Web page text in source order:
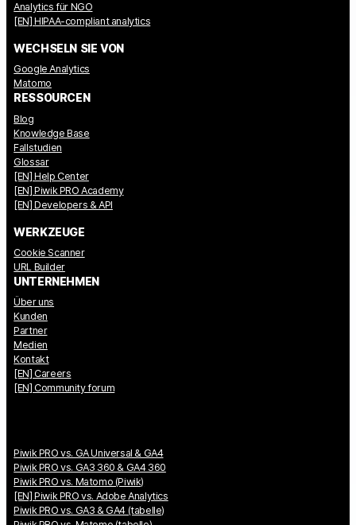
Analytics für NGO
[EN] HIPAA-compliant analytics
WECHSELN SIE VON
Google Analytics
Matomo
RESSOURCEN
Blog
Knowledge Base
Fallstudien
Glossar
[EN] Help Center
[EN] Piwik PRO Academy
[EN] Developers & API
WERKZEUGE
Cookie Scanner
URL Builder
UNTERNEHMEN
Über uns
Kunden
Partner
Medien
Kontakt
[EN] Careers
[EN] Community forum
Piwik PRO vs. GA Universal & GA4
Piwik PRO vs. GA3 360 & GA4 360
Piwik PRO vs. Matomo (Piwik)
[EN] Piwik PRO vs. Adobe Analytics
Piwik PRO vs. GA3 & GA4 (tabelle)